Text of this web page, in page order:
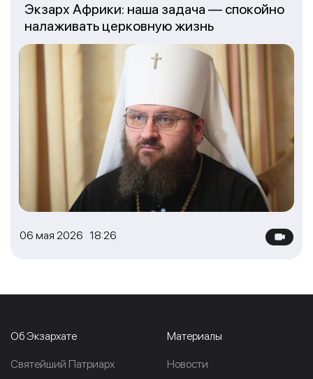
06 мая 2026 18:26
Экзарх Африки: наша задача — спокойно
налаживать церковную жизнь
Об Экзархате
Cвятейший Патриарх
Материалы
Новости